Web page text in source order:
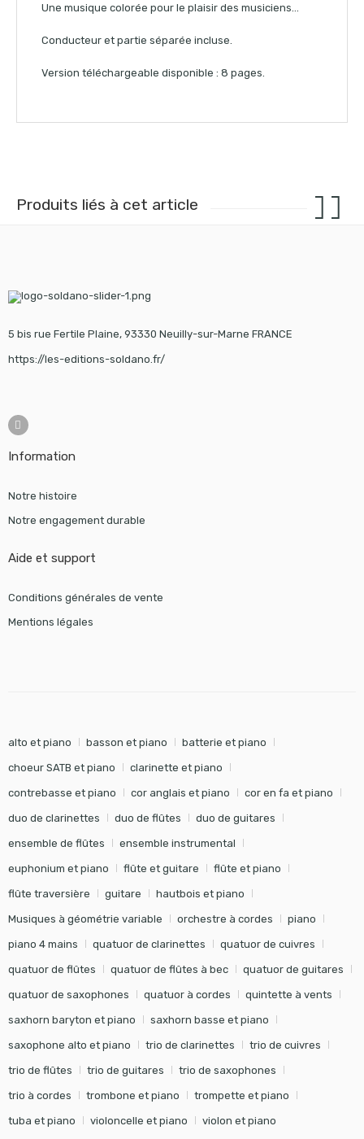
Une musique colorée pour le plaisir des musiciens…
Conducteur et partie séparée incluse.
Version téléchargeable disponible : 8 pages.
Produits liés à cet article
5 bis rue Fertile Plaine, 93330 Neuilly-sur-Marne FRANCE
https://les-editions-soldano.fr/
Information
Notre histoire
Notre engagement durable
Aide et support
Conditions générales de vente
Mentions légales
alto et piano basson et piano batterie et piano
choeur SATB et piano clarinette et piano
contrebasse et piano cor anglais et piano cor en fa et piano
duo de clarinettes duo de flûtes duo de guitares
ensemble de flûtes ensemble instrumental
euphonium et piano flûte et guitare flûte et piano
flûte traversière guitare hautbois et piano
Musiques à géométrie variable orchestre à cordes piano
piano 4 mains quatuor de clarinettes quatuor de cuivres
quatuor de flûtes quatuor de flûtes à bec quatuor de guitares
quatuor de saxophones quatuor à cordes quintette à vents
saxhorn baryton et piano saxhorn basse et piano
saxophone alto et piano trio de clarinettes trio de cuivres
trio de flûtes trio de guitares trio de saxophones
trio à cordes trombone et piano trompette et piano
tuba et piano violoncelle et piano violon et piano